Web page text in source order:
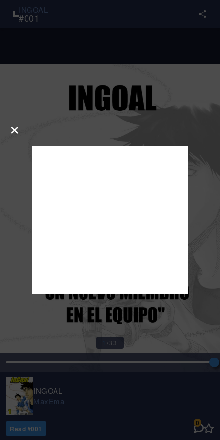
INGOAL
#001
1/33
INGOAL
MaxEma
Read #001
0
×